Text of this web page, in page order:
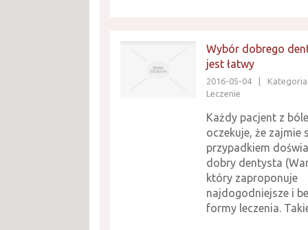
Wybór dobrego
jest łatwy
2016-05-04
Leczenie
Każdy pacjent z
oczekuje, że zajmie
przypadkiem
dobry dentysta
który zaproponuje
najdogodniejsze i
formy leczenia.